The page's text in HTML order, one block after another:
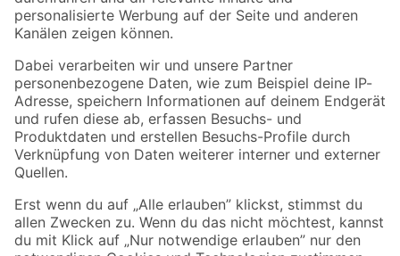
Folge uns
Zahlungsarten Versandarten
Sicher einkaufen
Jetzt die toom-App herunterladen